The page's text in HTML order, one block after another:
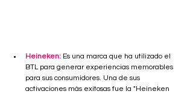
Heineken: Es una marca que ha utilizado el
BTL para generar experiencias memorables
para sus consumidores. Una de sus
activaciones más exitosas fue la "Heineken